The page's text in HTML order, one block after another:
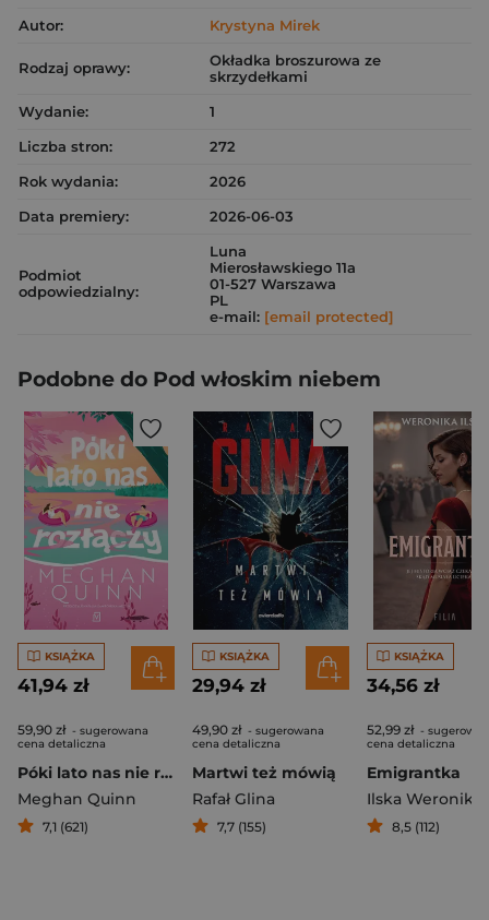
Autor:
Krystyna Mirek
Rodzaj oprawy:
Okładka broszurowa ze
skrzydełkami
Wydanie:
1
Liczba stron:
272
Rok wydania:
2026
Data premiery:
2026-06-03
Podmiot
odpowiedzialny:
Luna
Mierosławskiego 11a
01-527 Warszawa
PL
e-mail: [email protected]
Podobne do Pod włoskim niebem
KSIĄŻKA
41,94 zł
59,90 zł - sugerowana
cena detaliczna
Póki lato nas nie rozłączy
Meghan Quinn
7,1 (621)
KSIĄŻKA
29,94 zł
49,90 zł - sugerowana
cena detaliczna
Martwi też mówią
Rafał Glina
7,7 (155)
KSIĄŻKA
34,56 zł
52,99 zł -
cena detaliczna
Emigrantka
Ilska Weronika
8,5 (112)